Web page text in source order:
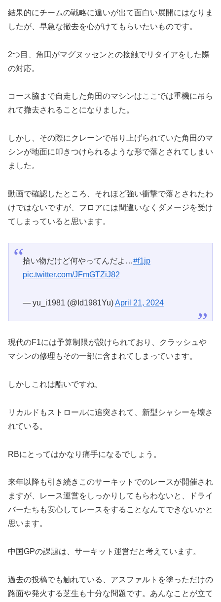
結果的にチームの戦略に違いが出て面白い展開にはなりま
したが、早急な撤去を心がけてもらいたいものです。
2つ目、角田がマグヌッセンとの接触でリタイアをした際
の対応。
コース脇まで自走した角田のマシンはここでは重機に吊ら
れて撤去されることになりました。
しかし、その際にクレーンで吊り上げられていた角田のマ
シンが地面に叩きつけられるような形で落とされてしまい
ました。
動画で確認したところ、それほど強い衝撃で落とされたわ
けではないですが、フロアには間違いなくダメージを受け
てしまっていると思います。
拾い物だけど何やってんだよ…#f1jp
pic.twitter.com/JFmGTZiJ82
— yu_i1981 (@Id1981Yu)April 21, 2024
現代のF1には予算制限が設けられており、クラッシュや
マシンの修理もその一部に含まれてしまっています。
しかしこれは酷いですね。
リカルドもストロールに追突されて、新型シャシーを壊さ
れている。
RBにとってはかなり痛手になるでしょう。
来年以降も引き続きこのサーキットでのレースが開催され
ますが、レース運営をしっかりしてもらわないと、ドライ
バーたちも安心してレースをすることなんてできないかと
思います。
中国GPの課題は、サーキット運営だと考えています。
過去の投稿でも触れている、アスファルトを塗っただけの
路面や発火する芝生も十分な問題です。あんなことが立て